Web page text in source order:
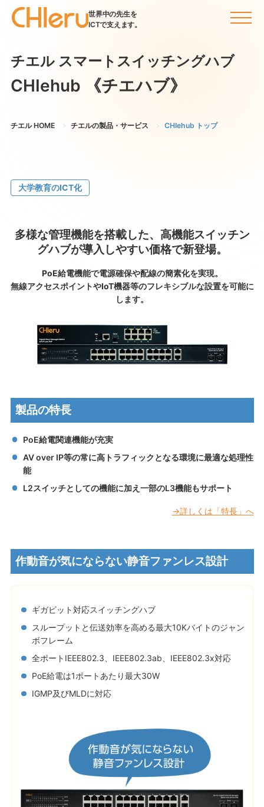
世界中の先生を
ICTで支えます。
チエル スマートスイッチングハブ
CHIehub 《チエハブ》
チエル HOME チエルの製品・サービス CHIehub トップ
大学教育のICT化
多様な管理機能を搭載した、高機能スイッチン
グハブが導入しやすい価格で新登場。
PoE給電機能で電源確保や配線の簡素化を実現。
無線アクセスポイントやIoT機器等のフレキシブルな設置を可能に
します。
製品の特長
PoE給電関連機能が充実
AV over IP等の常に高トラフィックとなる環境に最適な処理性
能
L2スイッチとしての機能に加え一部のL3機能もサポート
→詳しくは「特長」へ
作動音が気にならない静音ファンレス設計
ギガビット対応スイッチングハブ
スループットと伝送効率を高める最大10Kバイトのジャン
ボフレーム
全ポートIEEE802.3、IEEE802.3ab、IEEE802.3x対応
PoE給電は1ポートあたり最大30W
IGMP及びMLDに対応